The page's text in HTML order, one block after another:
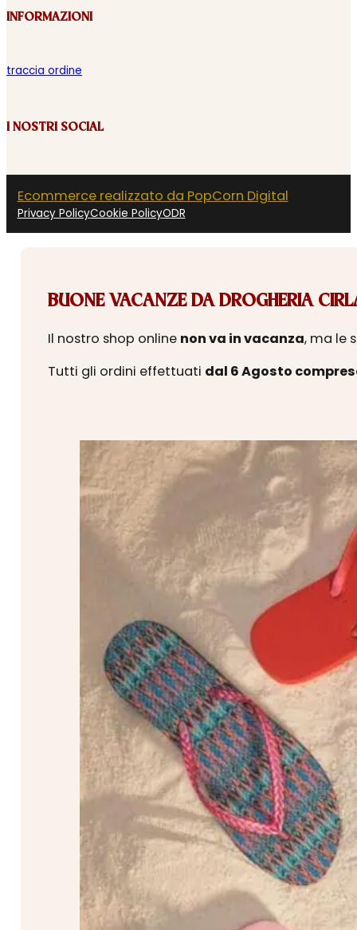
INFORMAZIONI
traccia ordine
I NOSTRI SOCIAL
Ecommerce realizzato da PopCorn Digital
Privacy PolicyCookie PolicyODR
BUONE VACANZE DA DROGHERIA
Il nostro shop online non va in vacanza, ma le
Tutti gli ordini effettuati dal 6 Agosto